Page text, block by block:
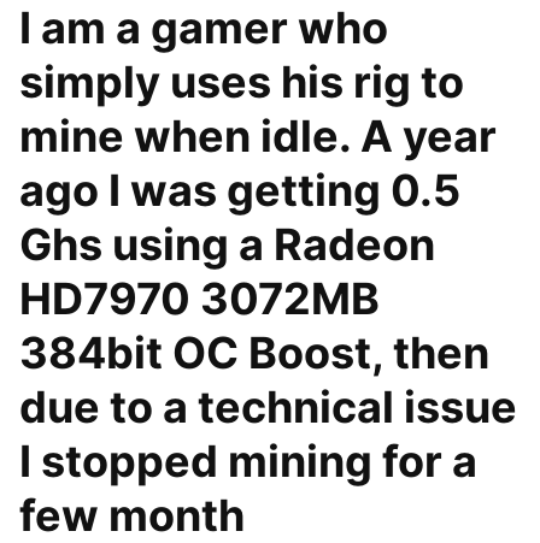
I am a gamer who
simply uses his rig to
mine when idle. A year
ago I was getting 0.5
Ghs using a Radeon
HD7970 3072MB
384bit OC Boost, then
due to a technical issue
I stopped mining for a
few month